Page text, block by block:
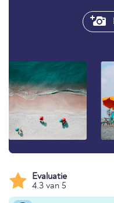
Evaluatie
4.3 van 5